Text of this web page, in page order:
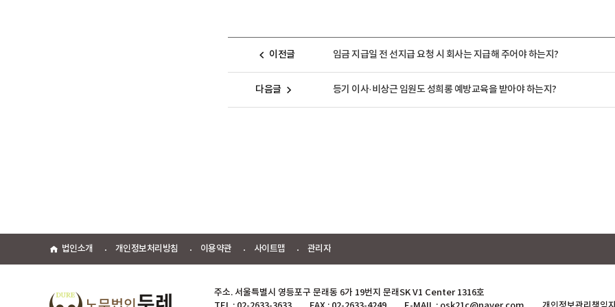
이전글 임금 지급일 전 선지급 요청 시 회사는 지급해 주어야 하는지?
다음글 등기 이사·비상근 임원도 성희롱 예방교육을 받아야 하는지?
법인소개 개인정보처리방침 이용약관 사이트맵 관리자
주소. 서울특별시 영등포구 문래동 6가 19번지 문래SK V1 Center 1316호